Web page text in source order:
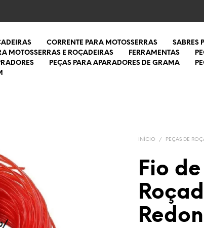
CORRENTE PARA MOTOSSERRAS
SABRES
MOTOSSERRAS E ROÇADEIRAS FERRAMENTAS
PEÇAS PARA APARADORES DE GRAMA
INÍCIO / PEÇAS DE
Fio